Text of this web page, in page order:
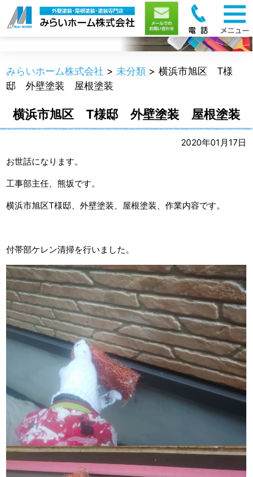
職人のうんちく
みらいホーム株式会社 > 未分類 > 横浜市旭区 T様
邸 外壁塗装 屋根塗装
横浜市旭区 T様邸 外壁塗装 屋根塗装
2020年01月17日
お世話になります。
工事部主任、熊坂です。
横浜市旭区T様邸、外壁塗装、屋根塗装、作業内容です。
付帯部ケレン清掃を行いました。